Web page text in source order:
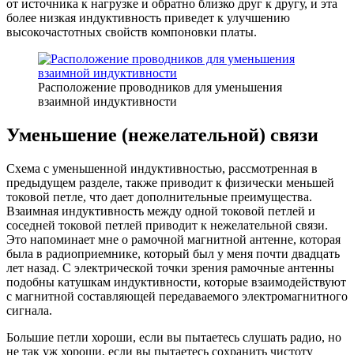
от источника к нагрузке и обратно близко друг к другу, и эта
более низкая индуктивность приведет к улучшению
высокочастотных свойств компоновки платы.
Расположение проводников для уменьшения
взаимной индуктивности
Уменьшение (нежелательной) связи
Схема с уменьшенной индуктивностью, рассмотренная в
предыдущем разделе, также приводит к физически меньшей
токовой петле, что дает дополнительные преимущества.
Взаимная индуктивность между одной токовой петлей и
соседней токовой петлей приводит к нежелательной связи.
Это напоминает мне о рамочной магнитной антенне, которая
была в радиоприемнике, который был у меня почти двадцать
лет назад. С электрической точки зрения рамочные антенны
подобны катушкам индуктивности, которые взаимодействуют
с магнитной составляющей передаваемого электромагнитного
сигнала.
Большие петли хороши, если вы пытаетесь слушать радио, но
не так уж хороши, если вы пытаетесь сохранить чистоту